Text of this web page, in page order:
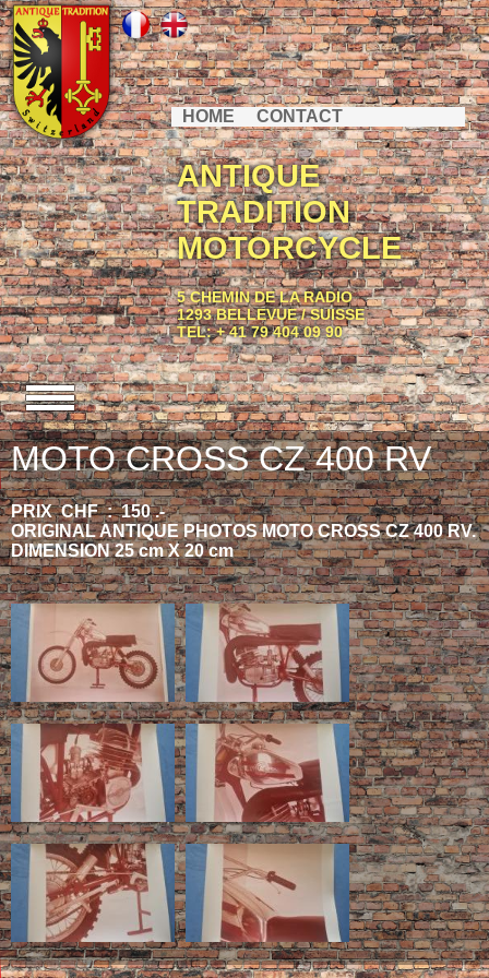
HOME CONTACT
ANTIQUE
TRADITION
MOTORCYCLE
5 CHEMIN DE LA RADIO
1293 BELLEVUE / SUISSE
TEL: + 41 79 404 09 90
MOTO CROSS CZ 400 RV
PRIX CHF : 150 .-
ORIGINAL ANTIQUE PHOTOS MOTO CROSS CZ 400 RV.
DIMENSION 25 cm X 20 cm